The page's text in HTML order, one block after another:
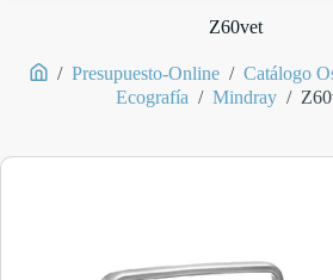
Z60vet
/ Presupuesto-Online / Catálogo
Ecografía / Mindray /